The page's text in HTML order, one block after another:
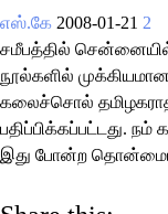
எஸ்.கே 2008-01-21 2
சமீபத்தில் சென்னையில்
நூல்களில்
கலைச்சொல்
பதிப்பிக்கப்பட்டது.
இது போன்ற